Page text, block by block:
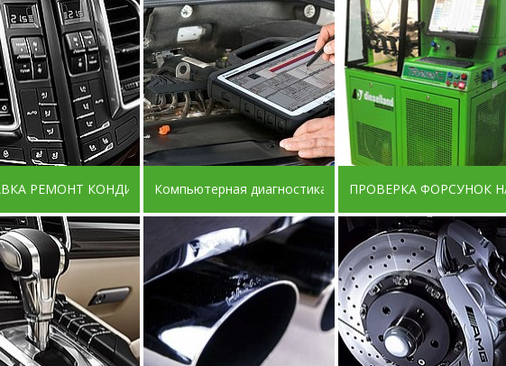
РЕМОНТ КОНДИЦИОНЕРОВКомпьютерная диагностика ДИЛЕРСКИМИ СКАНЕРАМИ
ПРОВЕРКА ФОРСУНОК